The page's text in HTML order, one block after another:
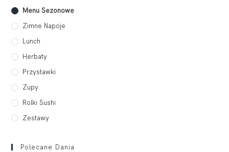
Menu Sezonowe
Zimne Napoje
Lunch
Herbaty
Przystawki
Zupy
Rolki Sushi
Zestawy
Polecane Dania